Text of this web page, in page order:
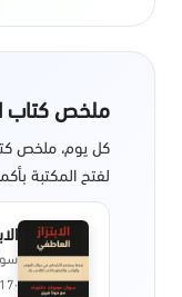
ملخص كتاب
كل يوم، ملخص
لفتح المكتبة
·17 دقيقة قراءة